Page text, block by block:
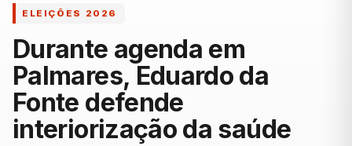
ELEIÇÕES 2026
Durante agenda em
Palmares, Eduardo da
Fonte defende
interiorização da saúde